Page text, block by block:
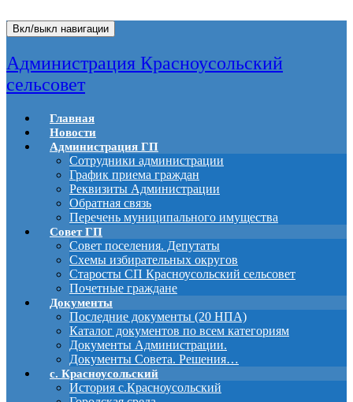
Вкл/выкл навигации
Администрация Красноусольский
сельсовет
Главная
Новости
Администрация ГП
Сотрудники администрации
График приема граждан
Реквизиты Администрации
Обратная связь
Перечень муниципального имущества
Совет ГП
Совет поселения. Депутаты
Схемы избирательных округов
Старосты СП Красноусольский сельсовет
Почетные граждане
Документы
Последние документы (20 НПА)
Каталог документов по всем категориям
Документы Администрации.
Документы Совета. Решения…
с. Красноусольский
История с.Красноусольский